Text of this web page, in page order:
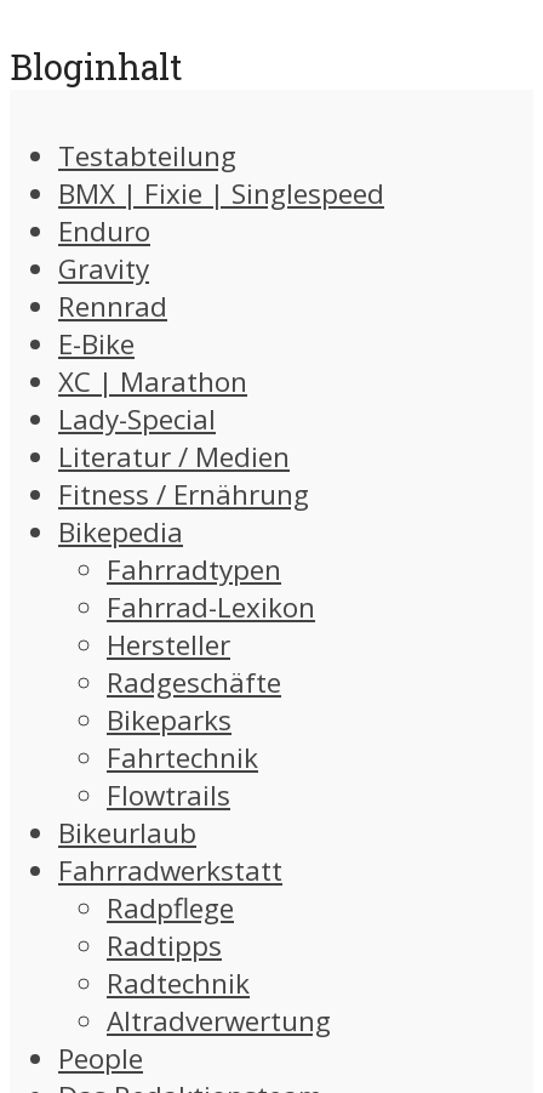
Bloginhalt
Testabteilung
BMX | Fixie | Singlespeed
Enduro
Gravity
Rennrad
E-Bike
XC | Marathon
Lady-Special
Literatur / Medien
Fitness / Ernährung
Bikepedia
Fahrradtypen
Fahrrad-Lexikon
Hersteller
Radgeschäfte
Bikeparks
Fahrtechnik
Flowtrails
Bikeurlaub
Fahrradwerkstatt
Radpflege
Radtipps
Radtechnik
Altradverwertung
People